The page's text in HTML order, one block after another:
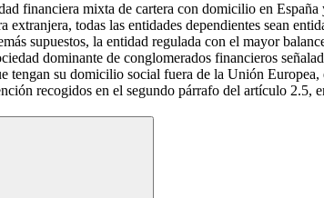
financiera mixta de cartera con domicilio en
extranjera, todas las entidades dependientes sean
supuestos, la entidad regulada con el mayor
dominante de conglomerados financieros
tengan su domicilio social fuera de la Unión
recogidos en el segundo párrafo del artículo 2.5,